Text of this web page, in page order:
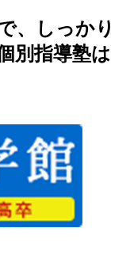
、しっかり
別指導塾は